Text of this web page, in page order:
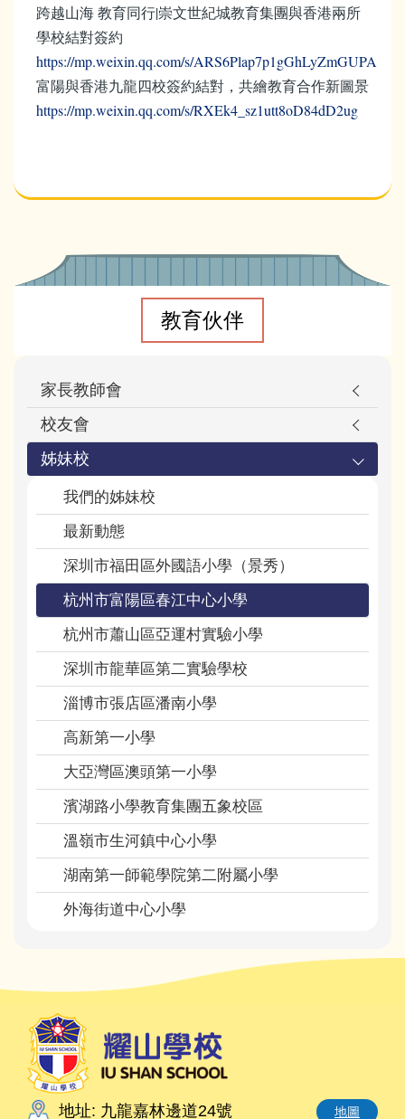
跨越山海 教育同行|崇文世紀城教育集團與香港兩所
學校結對簽約
https://mp.weixin.qq.com/s/ARS6Plap7p1gGhLyZmGUPA
富陽與香港九龍四校簽約結對，共繪教育合作新圖景
https://mp.weixin.qq.com/s/RXEk4_sz1utt8oD84dD2ug
Main
教育伙伴
家長教師會
校友會
姊妹校
我們的姊妹校
最新動態
深圳市福田區外國語小學（景秀）
杭州市富陽區春江中心小學
杭州市蕭山區亞運村實驗小學
深圳市龍華區第二實驗學校
淄博市張店區潘南小學
高新第一小學
大亞灣區澳頭第一小學
濱湖路小學教育集團五象校區
溫嶺市生河鎮中心小學
湖南第一師範學院第二附屬小學
外海街道中心小學
地址: 九龍嘉林邊道24號 地圖